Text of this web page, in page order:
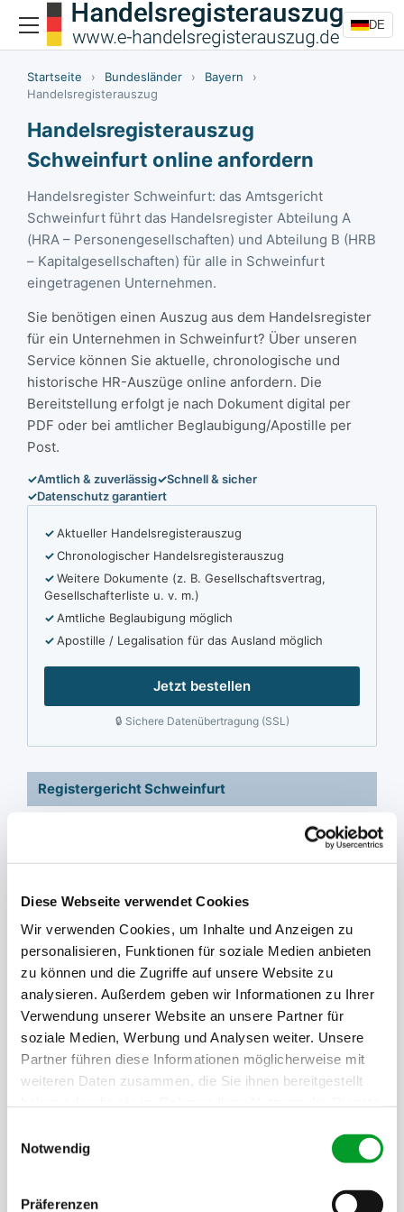
Diese Webseite verwendet Cookies
Wir verwenden Cookies, um Inhalte und Anzeigen zu
personalisieren, Funktionen für soziale Medien anbieten
zu können und die Zugriffe auf unsere Website zu
analysieren. Außerdem geben wir Informationen zu Ihrer
Verwendung unserer Website an unsere Partner für
soziale Medien, Werbung und Analysen weiter. Unsere
Partner führen diese Informationen möglicherweise mit
weiteren Daten zusammen, die Sie ihnen bereitgestellt
Notwendig
Präferenzen
DE
Startseite › Bundesländer › Bayern
›
Handelsregisterauszug
Handelsregisterauszug
Schweinfurt online anfordern
Handelsregister Schweinfurt: das Amtsgericht
Schweinfurt führt das Handelsregister Abteilung A
(HRA – Personengesellschaften) und Abteilung B (HRB
– Kapitalgesellschaften) für alle in Schweinfurt
eingetragenen Unternehmen.
Sie benötigen einen Auszug aus dem Handelsregister
für ein Unternehmen in Schweinfurt? Über unseren
Service können Sie aktuelle, chronologische und
historische HR-Auszüge online anfordern. Die
Bereitstellung erfolgt je nach Dokument digital per
PDF oder bei amtlicher Beglaubigung/Apostille per
Post.
Amtlich & zuverlässig
Schnell & sicher
Datenschutz garantiert
Aktueller Handelsregisterauszug
Chronologischer Handelsregisterauszug
Weitere Dokumente (z. B. Gesellschaftsvertrag,
Gesellschafterliste u. v. m.)
Amtliche Beglaubigung möglich
Apostille / Legalisation für das Ausland möglich
Jetzt bestellen
Sichere Datenübertragung (SSL)
Registergericht Schweinfurt
Sie brauchen schnell einen Handelsregisterauszug
oder andere Firmeninformationen aus Schweinfurt?
bestellen
Verfügbare Dokumente
Aktueller Handelsregisterauszug
Die aktuelle Fassung aller Eintragungen im
Handelsregister des Amtsgerichts Schweinfurt.
Alle Eintragungen und Veränderungen in